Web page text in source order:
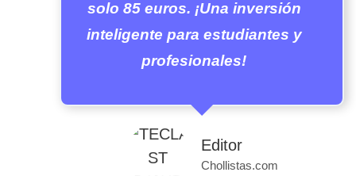
solo 85 euros. ¡Una inversión
inteligente para estudiantes y
profesionales!
Editor
Chollistas.com